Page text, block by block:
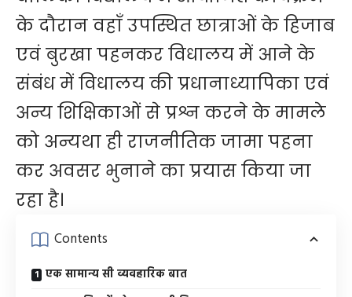
के दौरान वहाँ उपस्थित छात्राओं के हिजाब
एवं बुरखा पहनकर विधालय में आने के
संबंध में विधालय की प्रधानाध्यापिका एवं
अन्य शिक्षिकाओं से प्रश्न करने के मामले
को अन्यथा ही राजनीतिक जामा पहना
कर अवसर भुनाने का प्रयास किया जा
रहा है।
Contents
एक सामान्य सी व्यवहारिक बात